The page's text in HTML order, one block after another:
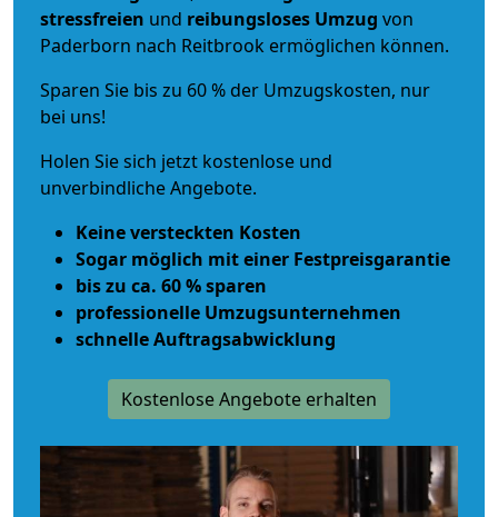
stressfreien und reibungsloses Umzug von
Paderborn nach Reitbrook ermöglichen können.
Sparen Sie bis zu 60 % der Umzugskosten, nur
bei uns!
Holen Sie sich jetzt kostenlose und
unverbindliche Angebote.
Keine versteckten Kosten
Sogar möglich mit einer Festpreisgarantie
bis zu ca. 60 % sparen
professionelle Umzugsunternehmen
schnelle Auftragsabwicklung
Kostenlose Angebote erhalten